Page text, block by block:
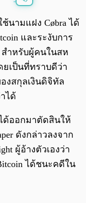
นามแฝง Cøbra ได้
และระงับการ
สำหรับผู้คนในสห
ยเป็นที่ทราบดีว่า
งสกุลเงินดิจิทัล
ได้
ด้ออกมาตัดสินให้
ดังกล่าวลงจาก
ผู้อ้างตัวเองว่า
ได้ชนะคดีใน